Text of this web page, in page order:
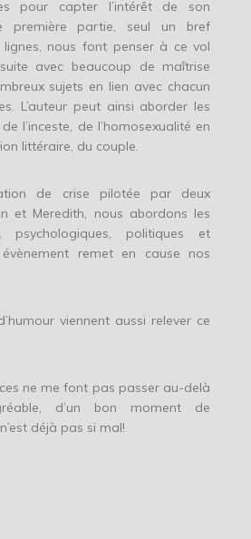
pour capter l’intérêt de son
première partie, seul un bref
lignes, nous font penser à ce vol
avec beaucoup de maîtrise
sujets en lien avec chacun
L’auteur peut ainsi aborder les
l’inceste, de l’homosexualité en
littéraire, du couple.
de crise pilotée par deux
et Meredith, nous abordons les
psychologiques, politiques et
remet en cause nos
viennent aussi relever ce
ne me font pas passer au-delà
d’un bon moment de
déjà pas si mal!